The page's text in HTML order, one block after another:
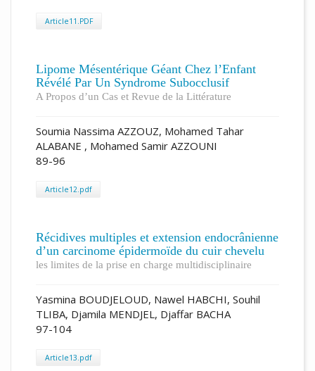
Article11.PDF
Lipome Mésentérique Géant Chez l’Enfant
Révélé Par Un Syndrome Subocclusif
A Propos d’un Cas et Revue de la Littérature
Soumia Nassima AZZOUZ, Mohamed Tahar
ALABANE , Mohamed Samir AZZOUNI
89-96
Article12.pdf
Récidives multiples et extension endocrânienne
d’un carcinome épidermoïde du cuir chevelu
les limites de la prise en charge multidisciplinaire
Yasmina BOUDJELOUD, Nawel HABCHI, Souhil
TLIBA, Djamila MENDJEL, Djaffar BACHA
97-104
Article13.pdf